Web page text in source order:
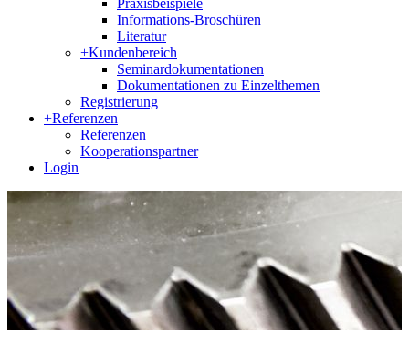
Praxisbeispiele
Informations-Broschüren
Literatur
+Kundenbereich
Seminardokumentationen
Dokumentationen zu Einzelthemen
Registrierung
+Referenzen
Referenzen
Kooperationspartner
Login